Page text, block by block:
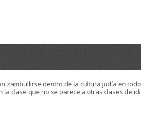
zambullirse dentro de la cultura judía en
clase que no se parece a otras clases de